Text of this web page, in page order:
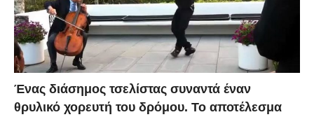
Ένας διάσημος τσελίστας συναντά έναν
θρυλικό χορευτή του δρόμου. Το αποτέλεσμα